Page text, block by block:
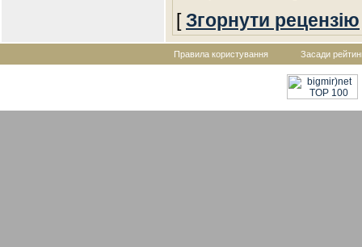
[Згорнути рецензію
Правила користування Засади